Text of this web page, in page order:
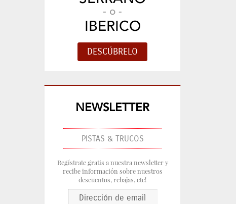
- o -
IBERICO
NEWSLETTER
PISTAS & TRUCOS
Regístrate gratis a nuestra newsletter y
recibe información sobre nuestros
descuentos, rebajas, etc!